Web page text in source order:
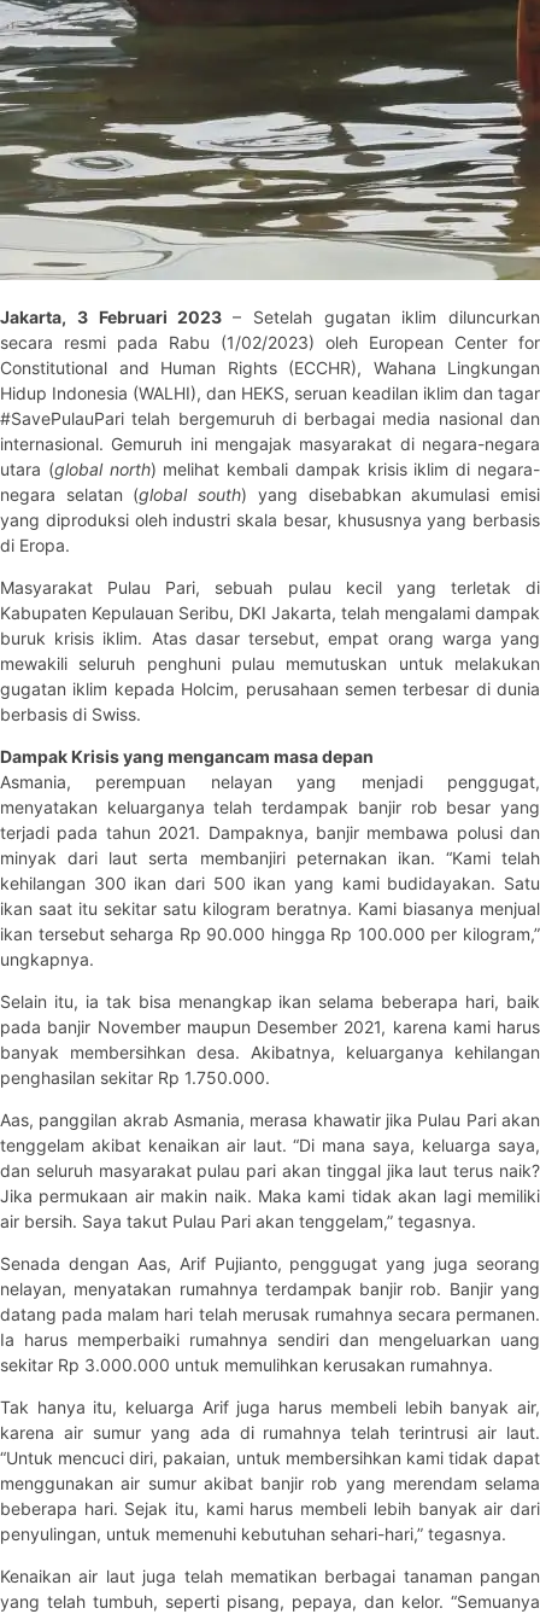
Jakarta, 3 Februari 2023 – Setelah gugatan iklim diluncurkan
secara resmi pada Rabu (1/02/2023) oleh European Center for
Constitutional and Human Rights (ECCHR), Wahana Lingkungan
Hidup Indonesia (WALHI), dan HEKS, seruan keadilan iklim dan tagar
#SavePulauPari telah bergemuruh di berbagai media nasional dan
internasional. Gemuruh ini mengajak masyarakat di negara-negara
utara (global north) melihat kembali dampak krisis iklim di negara-
negara selatan (global south) yang disebabkan akumulasi emisi
yang diproduksi oleh industri skala besar, khususnya yang berbasis
di Eropa.
Masyarakat Pulau Pari, sebuah pulau kecil yang terletak di
Kabupaten Kepulauan Seribu, DKI Jakarta, telah mengalami dampak
buruk krisis iklim. Atas dasar tersebut, empat orang warga yang
mewakili seluruh penghuni pulau memutuskan untuk melakukan
gugatan iklim kepada Holcim, perusahaan semen terbesar di dunia
berbasis di Swiss.
Dampak Krisis yang mengancam masa depan
Asmania, perempuan nelayan yang menjadi penggugat,
menyatakan keluarganya telah terdampak banjir rob besar yang
terjadi pada tahun 2021. Dampaknya, banjir membawa polusi dan
minyak dari laut serta membanjiri peternakan ikan. “Kami telah
kehilangan 300 ikan dari 500 ikan yang kami budidayakan. Satu
ikan saat itu sekitar satu kilogram beratnya. Kami biasanya menjual
ikan tersebut seharga Rp 90.000 hingga Rp 100.000 per kilogram,”
ungkapnya.
Selain itu, ia tak bisa menangkap ikan selama beberapa hari, baik
pada banjir November maupun Desember 2021, karena kami harus
banyak membersihkan desa. Akibatnya, keluarganya kehilangan
penghasilan sekitar Rp 1.750.000.
Aas, panggilan akrab Asmania, merasa khawatir jika Pulau Pari akan
tenggelam akibat kenaikan air laut. “Di mana saya, keluarga saya,
dan seluruh masyarakat pulau pari akan tinggal jika laut terus naik?
Jika permukaan air makin naik. Maka kami tidak akan lagi memiliki
air bersih. Saya takut Pulau Pari akan tenggelam,” tegasnya.
Senada dengan Aas, Arif Pujianto, penggugat yang juga seorang
nelayan, menyatakan rumahnya terdampak banjir rob. Banjir yang
datang pada malam hari telah merusak rumahnya secara permanen.
Ia harus memperbaiki rumahnya sendiri dan mengeluarkan uang
sekitar Rp 3.000.000 untuk memulihkan kerusakan rumahnya.
Tak hanya itu, keluarga Arif juga harus membeli lebih banyak air,
karena air sumur yang ada di rumahnya telah terintrusi air laut.
“Untuk mencuci diri, pakaian, untuk membersihkan kami tidak dapat
menggunakan air sumur akibat banjir rob yang merendam selama
beberapa hari. Sejak itu, kami harus membeli lebih banyak air dari
penyulingan, untuk memenuhi kebutuhan sehari-hari,” tegasnya.
Kenaikan air laut juga telah mematikan berbagai tanaman pangan
yang telah tumbuh, seperti pisang, pepaya, dan kelor. “Semuanya